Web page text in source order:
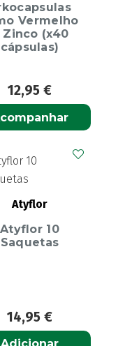
Vermelho
Zinco (x40
cápsulas)
12,95 €
Atyflor
Atyflor 10
Saquetas
14,95 €